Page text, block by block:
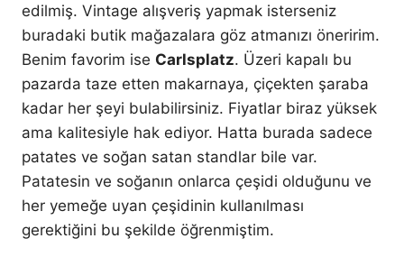
edilmiş. Vintage alışveriş yapmak isterseniz
buradaki butik mağazalara göz atmanızı öneririm.
Benim favorim ise Carlsplatz. Üzeri kapalı bu
pazarda taze etten makarnaya, çiçekten şaraba
kadar her şeyi bulabilirsiniz. Fiyatlar biraz yüksek
ama kalitesiyle hak ediyor. Hatta burada sadece
patates ve soğan satan standlar bile var.
Patatesin ve soğanın onlarca çeşidi olduğunu ve
her yemeğe uyan çeşidinin kullanılması
gerektiğini bu şekilde öğrenmiştim.